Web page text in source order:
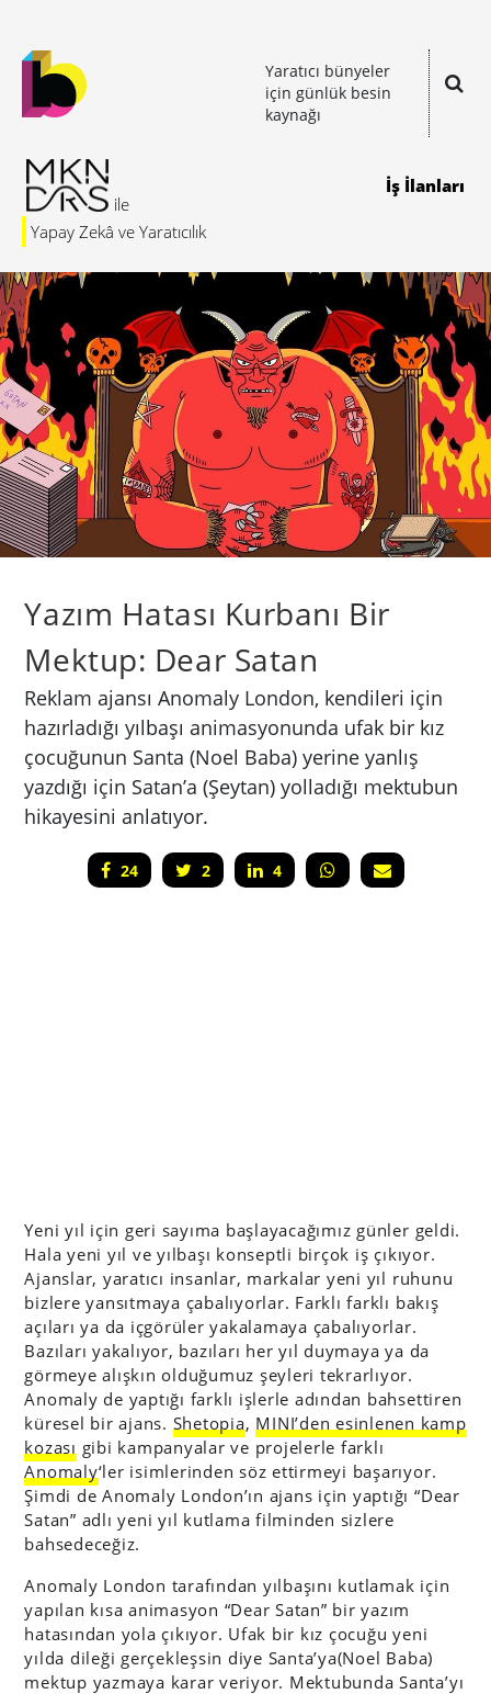
Yaratıcı bünyeler
için günlük besin
kaynağı
Yapay Zekâ ve Yaratıcılık
İş İlanları
Yazım Hatası Kurbanı Bir
Mektup: Dear Satan
Reklam ajansı Anomaly London, kendileri için
hazırladığı yılbaşı animasyonunda ufak bir kız
çocuğunun Santa (Noel Baba) yerine yanlış
yazdığı için Satan’a (Şeytan) yolladığı mektubun
hikayesini anlatıyor.
24 2 4
Yeni yıl için geri sayıma başlayacağımız günler geldi.
Hala yeni yıl ve yılbaşı konseptli birçok iş çıkıyor.
Ajanslar, yaratıcı insanlar, markalar yeni yıl ruhunu
bizlere yansıtmaya çabalıyorlar. Farklı farklı bakış
açıları ya da içgörüler yakalamaya çabalıyorlar.
Bazıları yakalıyor, bazıları her yıl duymaya ya da
görmeye alışkın olduğumuz şeyleri tekrarlıyor.
Anomaly de yaptığı farklı işlerle adından bahsettiren
küresel bir ajans. Shetopia, MINI’den esinlenen kamp
kozası gibi kampanyalar ve projelerle farklı
Anomaly‘ler isimlerinden söz ettirmeyi başarıyor.
Şimdi de Anomaly London’ın ajans için yaptığı “Dear
Satan” adlı yeni yıl kutlama filminden sizlere
bahsedeceğiz.
Anomaly London tarafından yılbaşını kutlamak için
yapılan kısa animasyon “Dear Satan” bir yazım
hatasından yola çıkıyor. Ufak bir kız çocuğu yeni
yılda dileği gerçekleşsin diye Santa’ya(Noel Baba)
mektup yazmaya karar veriyor. Mektubunda Santa’yı